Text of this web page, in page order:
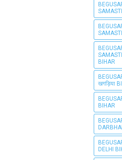
BIHAR
खगड़िया
BIHAR
DELHI